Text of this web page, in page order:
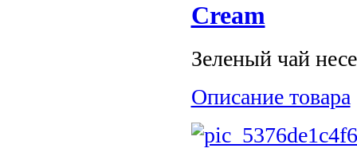
Cream
Зеленый чай
Описание товара